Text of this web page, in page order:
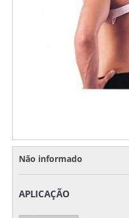
Não informado
APLICAÇÃO